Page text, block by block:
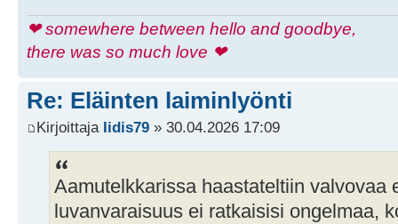
❤ somewhere between hello and goodbye,
there was so much love ❤
Re: Eläinten laiminlyönti
Kirjoittaja Iidis79 » 30.04.2026 17:09
Aamutelkkarissa haastateltiin valvovaa
luvanvaraisuus ei ratkaisisi ongelmaa,